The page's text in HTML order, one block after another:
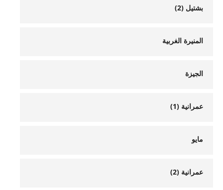
بشتيل (2)
المنيرة الغربية
الجيزة
عمرانية (1)
مايو
عمرانية (2)